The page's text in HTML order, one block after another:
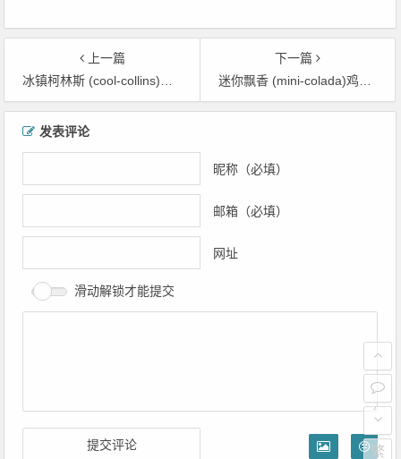
上一篇
冰镇柯林斯 (cool-collins)鸡尾酒配方
下一篇
迷你飘香 (mini-colada)鸡尾酒配方
文章导航
发表评论
昵称（必填）
邮箱（必填）
网址
滑动解锁才能提交
繁